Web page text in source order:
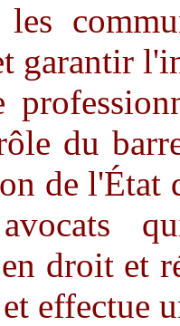
garantir
du
de l'État
droit et
effectue